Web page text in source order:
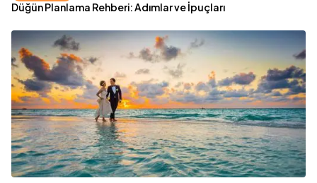
Düğün Planlama Rehberi: Adımlar ve İpuçları